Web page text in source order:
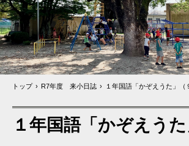
トップ › R7年度 来小日誌 › １年国語「かぞえうた」（
１年国語「かぞえうた